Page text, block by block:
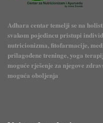
Adhara centar temelji se na
svakom pojedincu pristupi
nutricionizma, fitofarmacije,
prilagođene treninge, yoga
moguće rješenje za njegove
moguća oboljenja